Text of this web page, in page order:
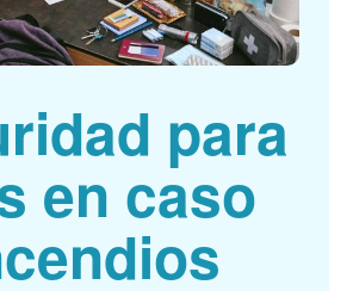
para
en caso